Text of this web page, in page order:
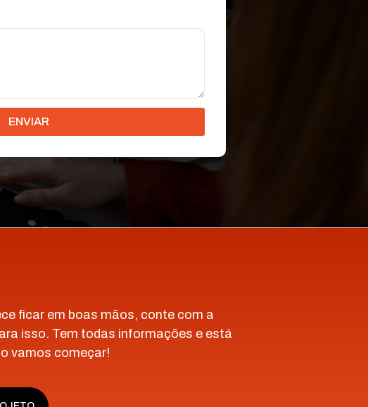
ENVIAR
ficar em boas mãos, conte com a
isso. Tem todas informações e está
vamos começar!